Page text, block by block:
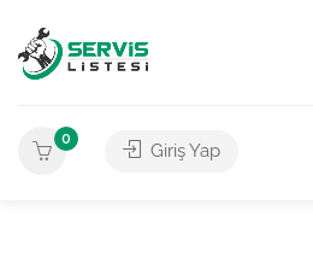
0
Giriş Yap